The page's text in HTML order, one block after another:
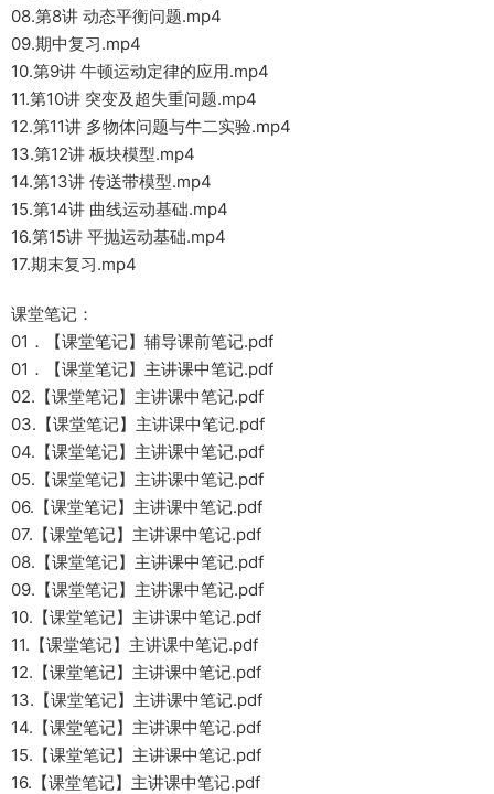
08.第8讲 动态平衡问题.mp4
09.期中复习.mp4
10.第9讲 牛顿运动定律的应用.mp4
11.第10讲 突变及超失重问题.mp4
12.第11讲 多物体问题与牛二实验.mp4
13.第12讲 板块模型.mp4
14.第13讲 传送带模型.mp4
15.第14讲 曲线运动基础.mp4
16.第15讲 平抛运动基础.mp4
17.期末复习.mp4
课堂笔记：
01．【课堂笔记】辅导课前笔记.pdf
01．【课堂笔记】主讲课中笔记.pdf
02.【课堂笔记】主讲课中笔记.pdf
03.【课堂笔记】主讲课中笔记.pdf
04.【课堂笔记】主讲课中笔记.pdf
05.【课堂笔记】主讲课中笔记.pdf
06.【课堂笔记】主讲课中笔记.pdf
07.【课堂笔记】主讲课中笔记.pdf
08.【课堂笔记】主讲课中笔记.pdf
09.【课堂笔记】主讲课中笔记.pdf
10.【课堂笔记】主讲课中笔记.pdf
11.【课堂笔记】主讲课中笔记.pdf
12.【课堂笔记】主讲课中笔记.pdf
13.【课堂笔记】主讲课中笔记.pdf
14.【课堂笔记】主讲课中笔记.pdf
15.【课堂笔记】主讲课中笔记.pdf
16.【课堂笔记】主讲课中笔记.pdf